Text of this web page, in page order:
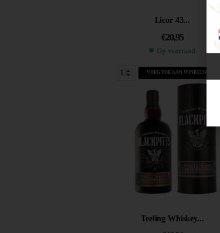
Licor 43...
€20,95
Op voorraad
VOEG TOE AAN WINKELWAGEN
Teeling Whiskey...